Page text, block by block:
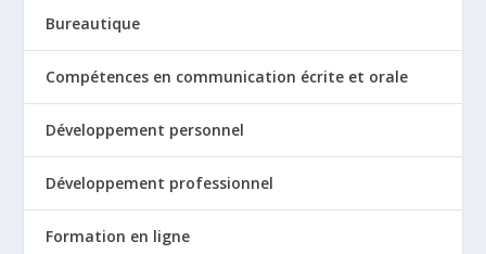
Bureautique
Compétences en communication écrite et orale
Développement personnel
Développement professionnel
Formation en ligne